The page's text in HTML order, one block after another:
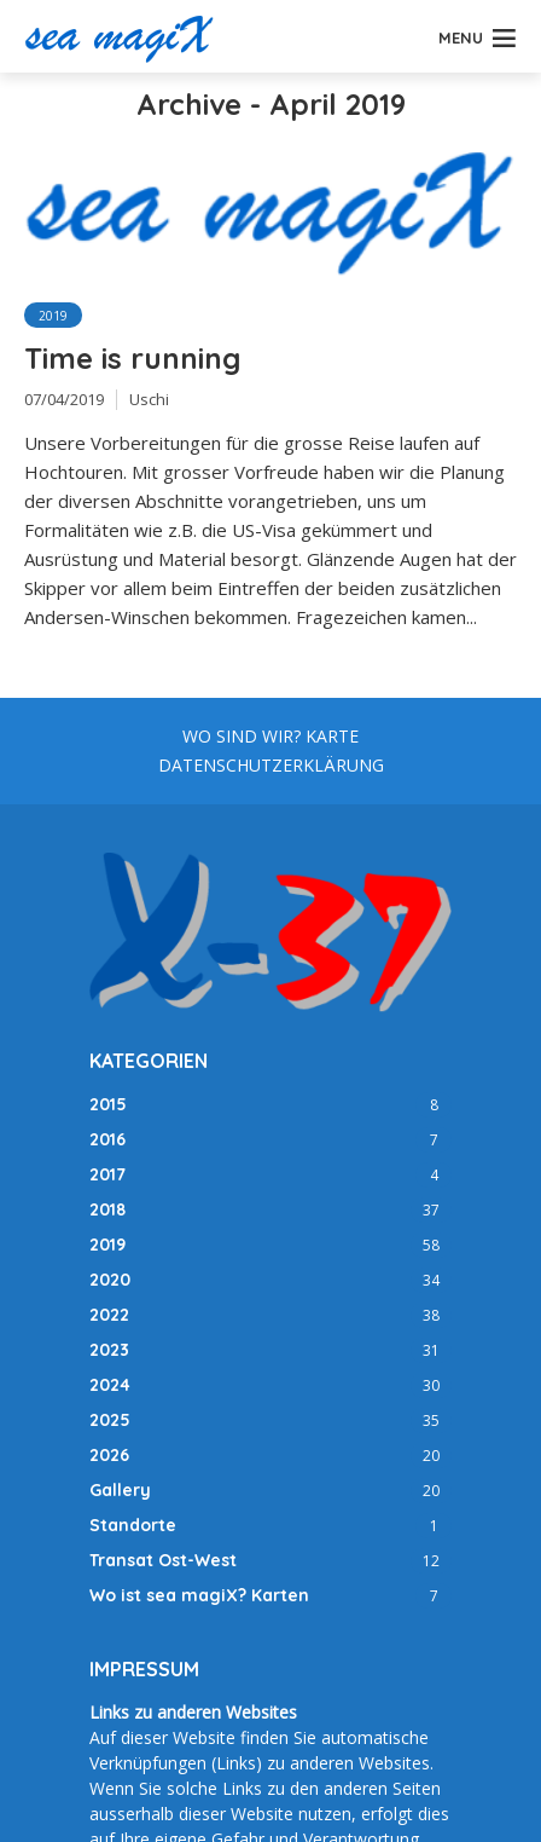
MENU
Archive - April 2019
2019
Time is running
07/04/2019 Uschi
Unsere Vorbereitungen für die grosse Reise laufen auf
Hochtouren. Mit grosser Vorfreude haben wir die Planung
der diversen Abschnitte vorangetrieben, uns um
Formalitäten wie z.B. die US-Visa gekümmert und
Ausrüstung und Material besorgt. Glänzende Augen hat der
Skipper vor allem beim Eintreffen der beiden zusätzlichen
Andersen-Winschen bekommen. Fragezeichen kamen...
WO SIND WIR? KARTE
DATENSCHUTZERKLÄRUNG
KATEGORIEN
2015 8
2016 7
2017 4
2018 37
2019 58
2020 34
2022 38
2023 31
2024 30
2025 35
2026 20
Gallery 20
Standorte 1
Transat Ost-West 12
Wo ist sea magiX? Karten 7
IMPRESSUM
Links zu anderen Websites
Auf dieser Website finden Sie automatische
Verknüpfungen (Links) zu anderen Websites.
Wenn Sie solche Links zu den anderen Seiten
ausserhalb dieser Website nutzen, erfolgt dies